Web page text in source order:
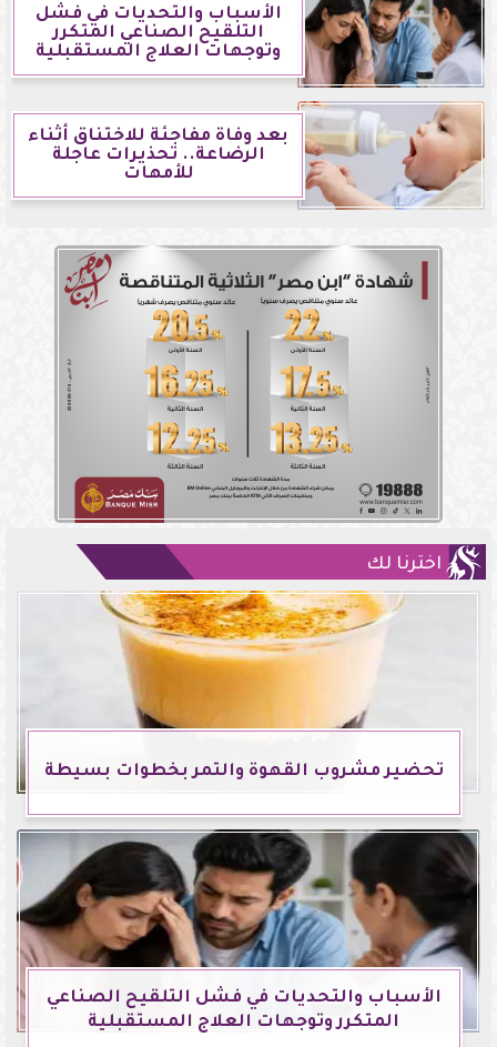
الأسباب والتحديات في فشل
التلقيح الصناعي المتكرر
وتوجهات العلاج المستقبلية
بعد وفاة مفاجئة للاختناق أثناء
الرضاعة.. تحذيرات عاجلة
للأمهات
اخترنا لك
تحضير مشروب القهوة والتمر بخطوات بسيطة
الأسباب والتحديات في فشل التلقيح الصناعي
المتكرر وتوجهات العلاج المستقبلية